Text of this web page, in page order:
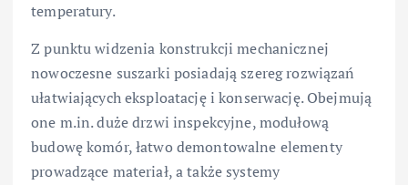
temperatury.
Z punktu widzenia konstrukcji mechanicznej
nowoczesne suszarki posiadają szereg rozwiązań
ułatwiających eksploatację i konserwację. Obejmują
one m.in. duże drzwi inspekcyjne, modułową
budowę komór, łatwo demontowalne elementy
prowadzące materiał, a także systemy